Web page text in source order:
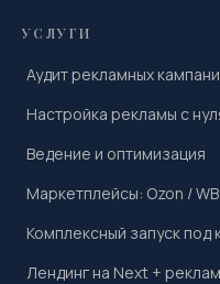
УСЛУГИ
Аудит рекламных
Настройка рекламы с
Ведение и оптимизация
Маркетплейсы: Ozon / WB
Комплексный запуск под
Лендинг на Next +